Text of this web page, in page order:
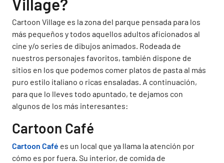
Village?
Cartoon Village es la zona del parque pensada para los
más pequeños y todos aquellos adultos aficionados al
cine y/o series de dibujos animados. Rodeada de
nuestros personajes favoritos, también dispone de
sitios en los que podemos comer platos de pasta al más
puro estilo italiano o ricas ensaladas. A continuación,
para que lo lleves todo apuntado, te dejamos con
algunos de los más interesantes:
Cartoon Café
Cartoon Café es un local que ya llama la atención por
cómo es por fuera. Su interior, de comida de